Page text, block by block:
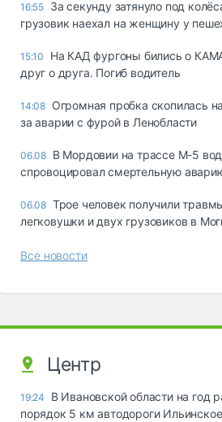
16:55 За секунду затянуло под
грузовик наехал на женщину у
15:10
На КАД фургоны бились о
друг о друга. Погиб водитель
14:08 Огромная пробка скопилась
за аварии с фурой в Ленобласти
06.08 В Мордовии на трассе М-5
спровоцировал смертельную
06.08 Трое человек получили
легковушки и двух грузовиков в
Все новости
Центр
19:24
В Ивановской области на год
порядок 5 км автодороги